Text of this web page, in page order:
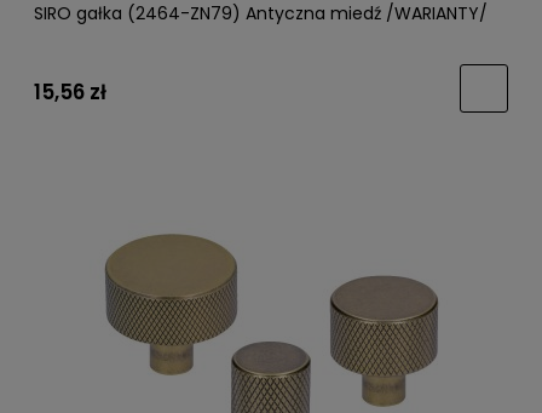
SIRO gałka (2464-ZN79) Antyczna miedź /WARIANTY/
15,56 zł